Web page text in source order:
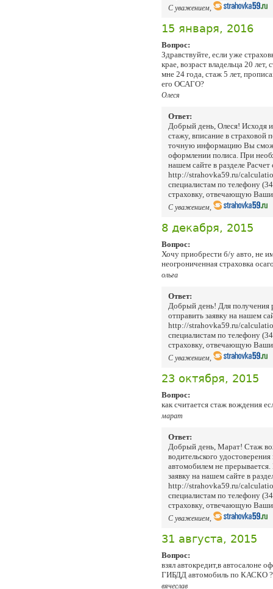
С уважением,
15 января, 2016
Вопрос:
Здравствуйте, если уже
крае, возраст владельца 20
мне 24 года, стаж 5 лет,
его ОСАГО?
Олеся
Ответ:
Добрый день, Олеся! Исходя
стажу, вписание в
точную информацию Вы
оформлении полиса. При
нашем сайте в разделе Расчет
http://strahovka59.ru/
специалистам по телефону
страховку, отвечающую
С уважением,
8 декабря, 2015
Вопрос:
Хочу приобрести б/у авто, не
неогрониченная страховка
ольга
Ответ:
Добрый день! Для
отправить заявку на нашем
http://strahovka59.ru/
специалистам по телефону
страховку, отвечающую
С уважением,
23 октября, 2015
Вопрос:
как считается стаж вождения
марат
Ответ:
Добрый день, Марат! Стаж
водительского
автомобилем не
заявку на нашем сайте в
http://strahovka59.ru/
специалистам по телефону
страховку, отвечающую
С уважением,
31 августа, 2015
Вопрос:
взял автокредит,в автосалоне
ГИБДД автомобиль по КАСКО ?
вячеслав